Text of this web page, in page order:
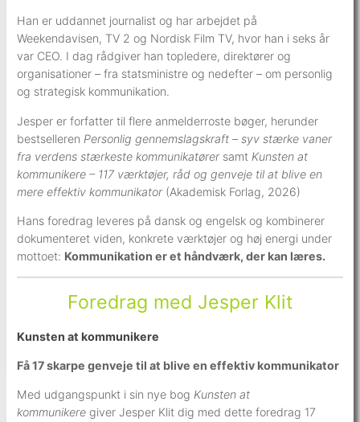
Han er uddannet journalist og har arbejdet på
Weekendavisen, TV 2 og Nordisk Film TV, hvor han i seks år
var CEO. I dag rådgiver han topledere, direktører og
organisationer – fra statsministre og nedefter – om personlig
og strategisk kommunikation.
Jesper er forfatter til flere anmelderroste bøger, herunder
bestselleren Personlig gennemslagskraft – syv stærke vaner
fra verdens stærkeste kommunikatørersamt Kunsten at
kommunikere – 117 værktøjer, råd og genveje til at blive en
mere effektiv kommunikator(Akademisk Forlag, 2026)
Hans foredrag leveres på dansk og engelsk og kombinerer
dokumenteret viden, konkrete værktøjer og høj energi under
mottoet: Kommunikation er et håndværk, der kan læres.
Foredrag med Jesper Klit
Kunsten at kommunikere
Få 17 skarpe genveje til at blive en effektiv kommunikator
Med udgangspunkt i sin nye bog Kunsten at
kommunikere giver Jesper Klit dig med dette foredrag 17